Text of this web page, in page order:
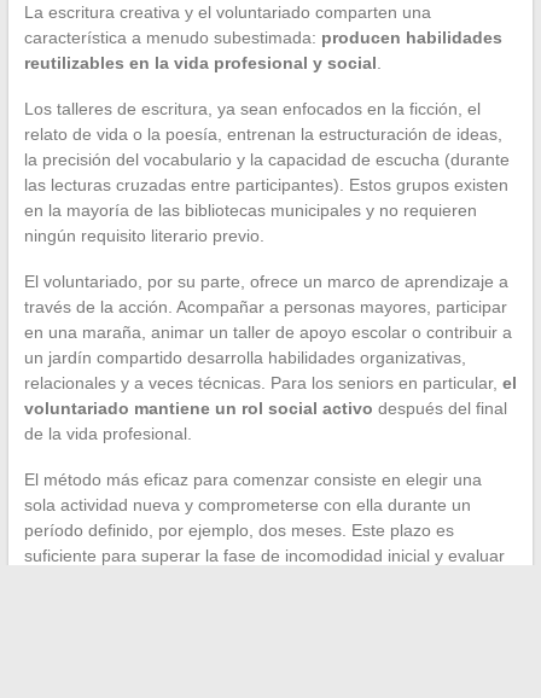
La escritura creativa y el voluntariado comparten una
característica a menudo subestimada: producen habilidades
reutilizables en la vida profesional y social.
Los talleres de escritura, ya sean enfocados en la ficción, el
relato de vida o la poesía, entrenan la estructuración de ideas,
la precisión del vocabulario y la capacidad de escucha (durante
las lecturas cruzadas entre participantes). Estos grupos existen
en la mayoría de las bibliotecas municipales y no requieren
ningún requisito literario previo.
El voluntariado, por su parte, ofrece un marco de aprendizaje a
través de la acción. Acompañar a personas mayores, participar
en una maraña, animar un taller de apoyo escolar o contribuir a
un jardín compartido desarrolla habilidades organizativas,
relacionales y a veces técnicas. Para los seniors en particular, el
voluntariado mantiene un rol social activo después del final
de la vida profesional.
El método más eficaz para comenzar consiste en elegir una
sola actividad nueva y comprometerse con ella durante un
período definido, por ejemplo, dos meses. Este plazo es
suficiente para superar la fase de incomodidad inicial y evaluar